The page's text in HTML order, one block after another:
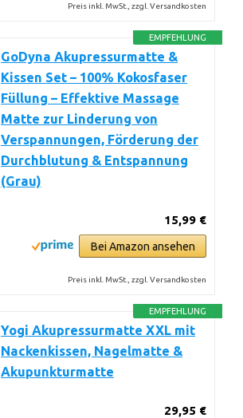
Preis inkl. MwSt., zzgl. Versandkosten
EMPFEHLUNG
GoDyna Akupressurmatte &
Kissen Set – 100% Kokosfaser
Füllung – Effektive Massage
Matte zur Linderung von
Verspannungen, Förderung der
Durchblutung & Entspannung
(Grau)
15,99 €
Bei Amazon ansehen
Preis inkl. MwSt., zzgl. Versandkosten
EMPFEHLUNG
Yogi Akupressurmatte XXL mit
Nackenkissen, Nagelmatte &
Akupunkturmatte
29,95 €